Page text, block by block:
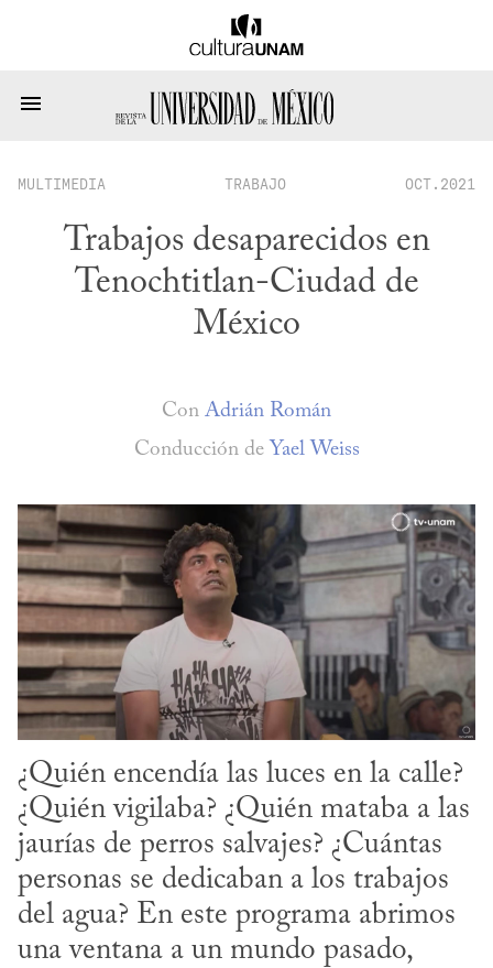
MULTIMEDIA TRABAJO OCT.2021
Trabajos desaparecidos en
Tenochtitlan-Ciudad de
México
Con Adrián Román
Conducción de Yael Weiss
¿Quién encendía las luces en la calle?
¿Quién vigilaba? ¿Quién mataba a las
jaurías de perros salvajes? ¿Cuántas
personas se dedicaban a los trabajos
del agua? En este programa abrimos
una ventana a un mundo pasado,